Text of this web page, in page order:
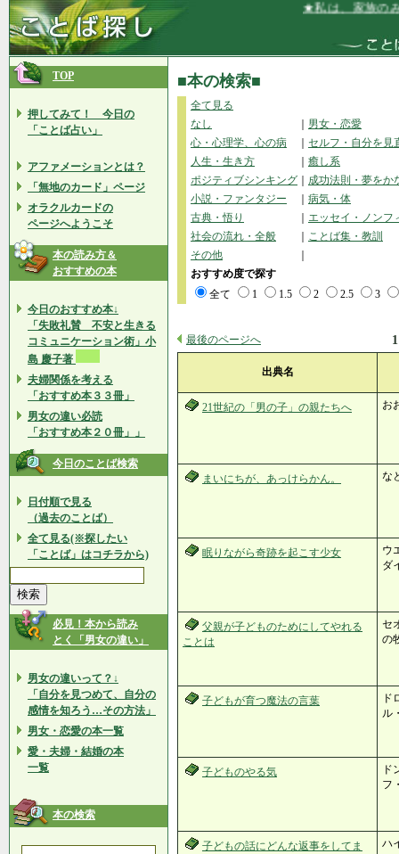
★私は、家族のみんな
TOP
押してみて！ 今日の
「ことば占い」
アファメーションとは？
「無地のカード」ページ
オラクルカードの
ページへようこそ
本の読み方＆
おすすめの本
今日のおすすめ本↓
「失敗礼賛 不安と生きる
コミュニケーション術」小
島 慶子著
夫婦関係を考える
「おすすめ本３３冊」
男女の違い必読
「おすすめ本２０冊」」
今日のことば検索
日付順で見る
（過去のことば）
全て見る(※探したい
「ことば」はコチラから)
必見！本から読み
とく「男女の違い」
男女の違いって？↓
「自分を見つめて、自分の
感情を知ろう…その方法」
男女・恋愛の本一覧
愛・夫婦・結婚の本
一覧
本の検索
■本の検索■
全て見る
なし
男女・恋愛
心・心理学、心の病
セルフ・自分を見
人生・生き方
癒し系
ポジティブシンキング
成功法則・夢をか
小説・ファンタジー
病気・体
古典・悟り
エッセイ・ノンフ
社会の流れ・全般
ことば集・教訓
その他
おすすめ度で探す
全て
1 1.5 2 2.5 3
最後のページへ 1
出典名
21世紀の「男の子」の親たちへ お
まいにちが、あっけらかん。 な
眠りながら奇跡を起こす少女
ウ
ダ
父親が子どものためにしてやれる
ことは
セ
の
子どもが育つ魔法の言葉
ド
ル
子どものやる気
ド
フ
子どもの話にどんな返事をしてま
ハ